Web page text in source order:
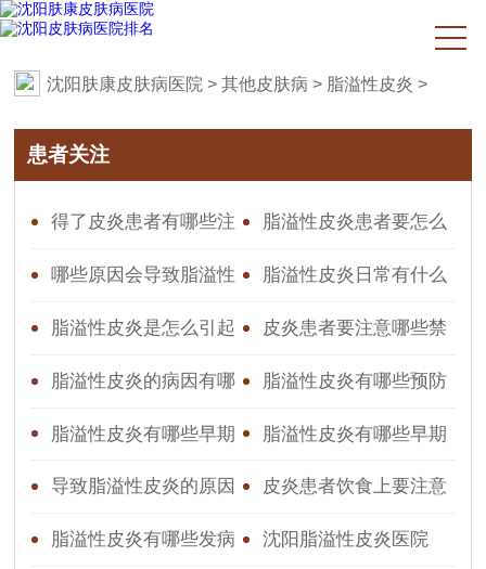
沈阳肤康皮肤病医院 >其他皮肤病 > 脂溢性皮炎 >
患者关注
得了皮炎患者有哪些注
意点
脂溢性皮炎患者要怎么
保养
哪些原因会导致脂溢性
皮炎
脂溢性皮炎日常有什么
护理措施
脂溢性皮炎是怎么引起
的
皮炎患者要注意哪些禁
忌
脂溢性皮炎的病因有哪
些
脂溢性皮炎有哪些预防
复发的方法
脂溢性皮炎有哪些早期
症状
脂溢性皮炎有哪些早期
症状表现
导致脂溢性皮炎的原因
有哪些
皮炎患者饮食上要注意
哪些
脂溢性皮炎有哪些发病 沈阳脂溢性皮炎医院